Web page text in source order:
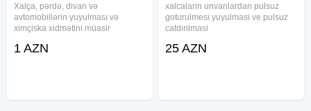
Xalça, pərdə, divan və
avtomobillərin yuyulması və
ximçiska xidmətini müasir
texnologiya ilə həyata keçirirəm.
1 AZN
xalcalarin unvanlardan pulsuz
goturulmesi yuyulmasi ve pulsuz
catdirilmasi
25 AZN